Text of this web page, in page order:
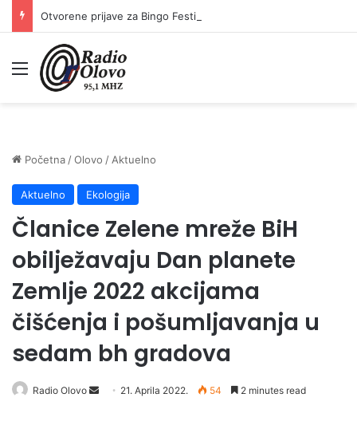
Meni
Početna /Olovo / Aktuelno
Aktuelno Ekologija
Članice Zelene mreže BiH
obilježavaju Dan planete
Zemlje 2022 akcijama
čišćenja i pošumljavanja u
sedam bh gradova
Radio Olovo
Send 21. Aprila 2022. 54 2 minutes read